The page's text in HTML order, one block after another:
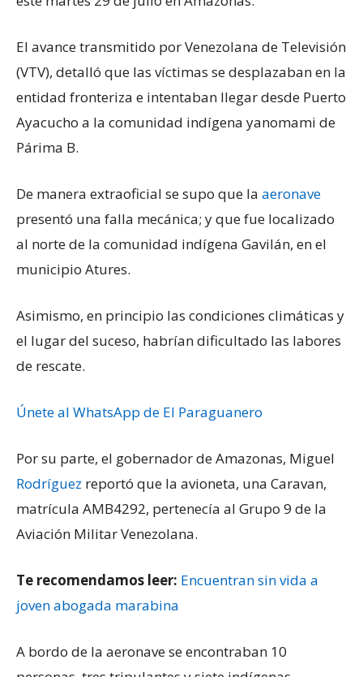
El avance transmitido por Venezolana de Televisión
(VTV), detalló que las víctimas se desplazaban en la
entidad fronteriza e intentaban llegar desde Puerto
Ayacucho a la comunidad indígena yanomami de
Párima B.
De manera extraoficial se supo que la aeronave
presentó una falla mecánica; y que fue localizado
al norte de la comunidad indígena Gavilán, en el
municipio Atures.
Asimismo, en principio las condiciones climáticas y
el lugar del suceso, habrían dificultado las labores
de rescate.
Únete al WhatsApp de El Paraguanero
Por su parte, el gobernador de Amazonas, Miguel
Rodríguez reportó que la avioneta, una Caravan,
matrícula AMB4292, pertenecía al Grupo 9 de la
Aviación Militar Venezolana.
Te recomendamos leer: Encuentran sin vida a
joven abogada marabina
A bordo de la aeronave se encontraban 10